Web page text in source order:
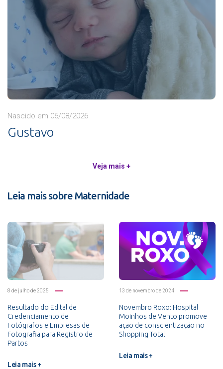
Nascido em 06/08/2026
Gustavo
Veja mais +
Leia mais sobre Maternidade
8 de julho de 2025
Resultado do Edital de
Credenciamento de
Fotógrafos e Empresas de
Fotografia para Registro de
Partos
Leia mais +
13 de novembro de 2024
Novembro Roxo: Hospital
Moinhos de Vento promove
ação de conscientização no
Shopping Total
Leia mais +